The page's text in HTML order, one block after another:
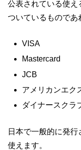
公表されている使え
ついているものであ
VISA
Mastercard
JCB
アメリカンエク
ダイナースクラ
日本で一般的に発
使えます。